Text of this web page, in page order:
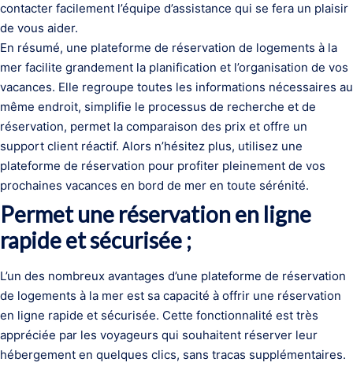
contacter facilement l’équipe d’assistance qui se fera un plaisir
de vous aider.
En résumé, une plateforme de réservation de logements à la
mer facilite grandement la planification et l’organisation de vos
vacances. Elle regroupe toutes les informations nécessaires au
même endroit, simplifie le processus de recherche et de
réservation, permet la comparaison des prix et offre un
support client réactif. Alors n’hésitez plus, utilisez une
plateforme de réservation pour profiter pleinement de vos
prochaines vacances en bord de mer en toute sérénité.
Permet une réservation en ligne
rapide et sécurisée ;
L’un des nombreux avantages d’une plateforme de réservation
de logements à la mer est sa capacité à offrir une réservation
en ligne rapide et sécurisée. Cette fonctionnalité est très
appréciée par les voyageurs qui souhaitent réserver leur
hébergement en quelques clics, sans tracas supplémentaires.